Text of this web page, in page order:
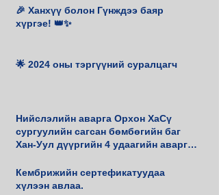
🎉 Ханхүү болон Гүнждээ баяр
хүргэе! 👑✨
🌟 2024 оны тэргүүний суралцагч
Нийслэлийн аварга Орхон ХаСү
сургуулийн сагсан бөмбөгийн баг
Хан-Уул дүүргийн 4 удаагийн аварга
Кембрижийн сертефикатуудаа
хүлээн авлаа.